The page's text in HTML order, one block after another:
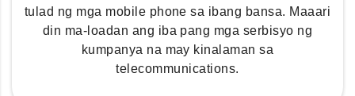
tulad ng mga mobile phone sa ibang bansa. Maaari
din ma-loadan ang iba pang mga serbisyo ng
kumpanya na may kinalaman sa
telecommunications.